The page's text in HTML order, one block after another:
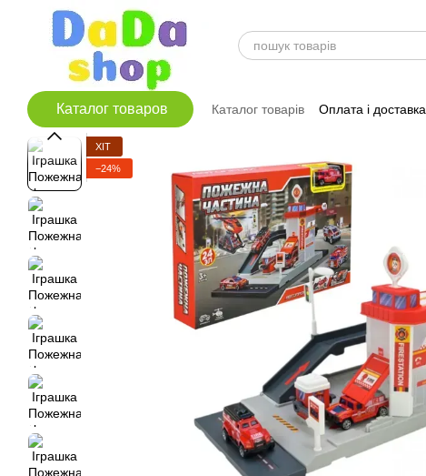
Перейти до основного контенту
Каталог товаров Каталог товарів Оплата і доставка
ХІТ
−24%